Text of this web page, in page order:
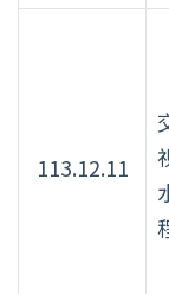
113.12.11